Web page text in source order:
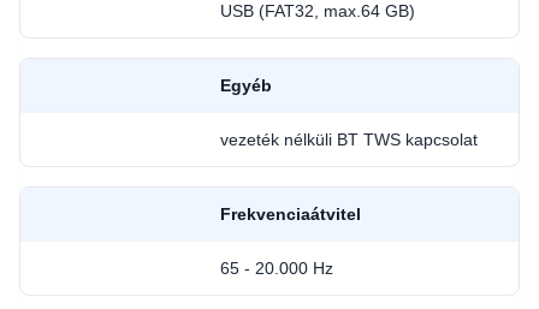
USB (FAT32, max.64 GB)
Egyéb
vezeték nélküli BT TWS kapcsolat
Frekvenciaátvitel
65 - 20.000 Hz